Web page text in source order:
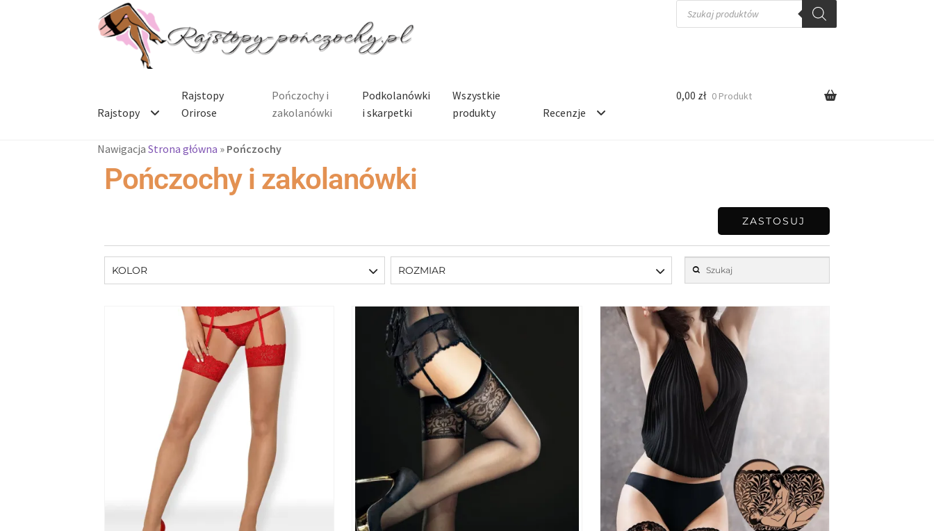
Rajstopy
Rajstopy
Orirose
Pończochy i
zakolanówki
Podkolanówki
i skarpetki
Wszystkie
produkty
Recenzje
0,00 zł 0 Produkt
NawigacjaStrona główna » Pończochy
Pończochy i zakolanówki
ZASTOSUJ
KOLOR ROZMIAR